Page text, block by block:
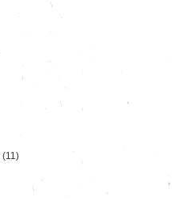
(11)